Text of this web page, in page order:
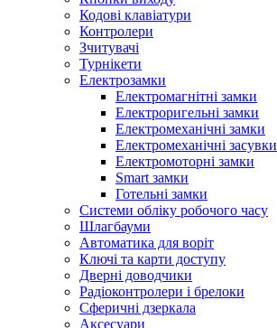
Кодові клавіатури
Контролери
Зчитувачі
Турнікети
Електрозамки
Електромагнітні замки
Електроригельні замки
Електромеханічні замки
Електромеханічні засувки
Електромоторні замки
Smart замки
Готельні замки
Системи обліку робочого часу
Шлагбауми
Автоматика для воріт
Ключі та карти доступу
Дверні доводчики
Радіоконтролери і брелоки
Сферичні дзеркала
Аксесуари